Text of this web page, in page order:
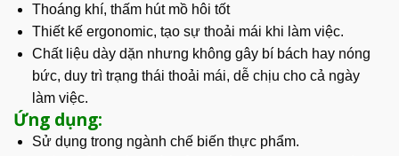
Thoáng khí, thấm hút mồ hôi tốt
Thiết kế ergonomic, tạo sự thoải mái khi làm việc.
Chất liệu dày dặn nhưng không gây bí bách hay nóng
bức, duy trì trạng thái thoải mái, dễ chịu cho cả ngày
làm việc.
Ứng dụng:
Sử dụng trong ngành chế biến thực phẩm.